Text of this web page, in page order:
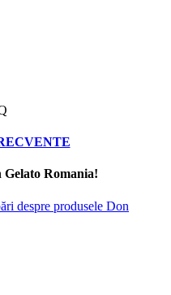
Romania!